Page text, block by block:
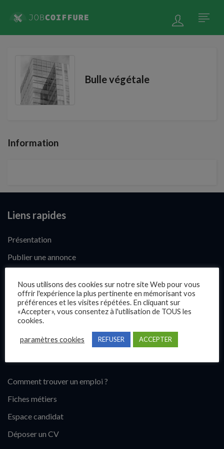
Bulle végétale
Information
Liens rapides
Présentation
Publier une annonce
Questions fréquentes
Blog
Comment trouver un emploi ?
Fiches métiers
Espace candidat
Déposer un CV
Nous utilisons des cookies sur notre site Web pour vous
offrir l'expérience la plus pertinente en mémorisant vos
préférences et les visites répétées. En cliquant sur
«Accepter», vous consentez à l'utilisation de TOUS les
cookies.
paramètres cookies REFUSER ACCEPTER